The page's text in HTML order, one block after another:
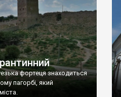
фортеця знаходиться
пагорбі, який